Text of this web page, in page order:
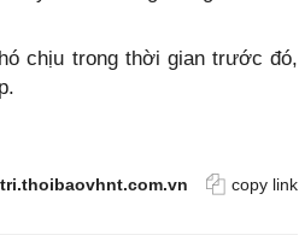
chịu trong thời gian trước đó,
copy link